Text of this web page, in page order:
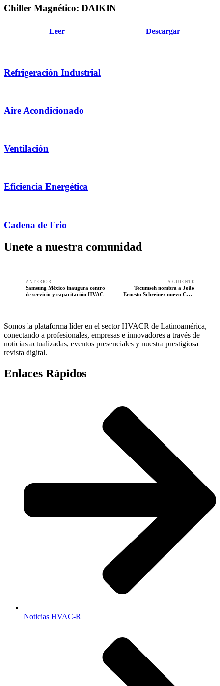
Chiller Magnético: DAIKIN
Leer Descargar
Refrigeración Industrial
Aire Acondicionado
Ventilación
Eficiencia Energética
Cadena de Frio
Unete a nuestra comunidad
ANTERIOR
Samsung México inaugura centro
de servicio y capacitación HVAC
SIGUIENTE
Tecumseh nombra a João
Ernesto Schreiner nuevo CTO
Somos la plataforma líder en el sector HVACR de Latinoamérica,
conectando a profesionales, empresas e innovadores a través de
noticias actualizadas, eventos presenciales y nuestra prestigiosa
revista digital.
Enlaces Rápidos
Noticias HVAC-R